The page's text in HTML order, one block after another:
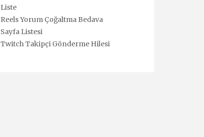
Liste
Reels Yorum Çoğaltma Bedava
Sayfa Listesi
Twitch Takipçi Gönderme Hilesi